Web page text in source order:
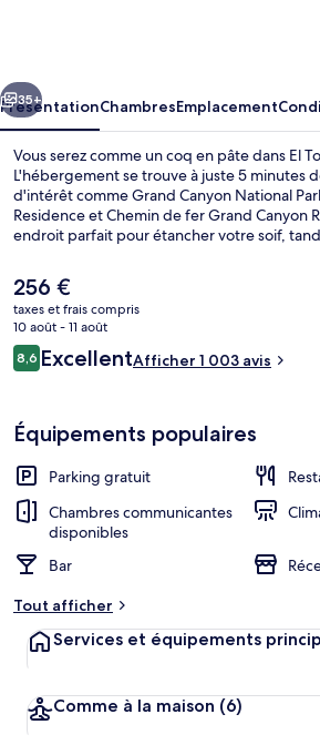
the
Park
Suivant
35+
PrésentationChambresEmplacement
Vous serez comme un coq en pâte dans El
L'hébergement se trouve à juste 5 minutes
d'intérêt comme Grand Canyon National
Residence et Chemin de fer Grand Canyon
endroit parfait pour étancher votre soif,
des spécialités Cuisine américaine pour le
déjeuner et le dîner. Cet hôtel historique se
moins de 10 minutes à pied de Bright Angel
Bright Angel. Les autres voyageurs ne
qui concerne le personnel attentionné et
Le
prix
actuel
est
de
256 €
taxes et frais compris
10 août - 11 août
Avis
voyageurs
8,68,6 sur 10
ExcellentAfficher 1 003 avis
Équipements populaires
Parking gratuit
Chambres communicantes
disponibles
Bar
Tout afficher
Services et équipements
Comme à la maison (6)